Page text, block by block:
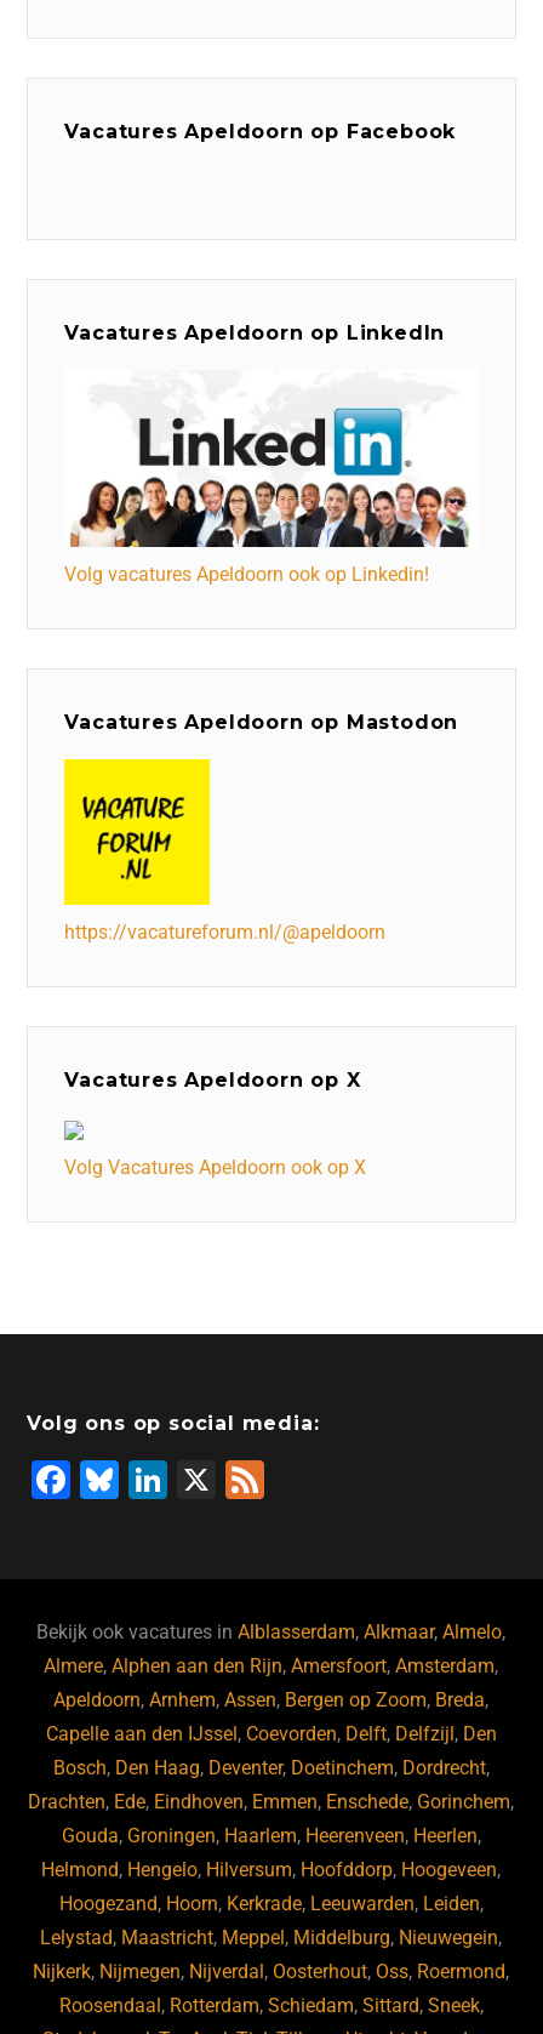
Vacatures Apeldoorn op Facebook
Vacatures Apeldoorn op LinkedIn
Volg vacatures Apeldoorn ook op Linkedin!
Vacatures Apeldoorn op Mastodon
https://vacatureforum.nl/@apeldoorn
Vacatures Apeldoorn op X
Volg Vacatures Apeldoorn ook op X
Volg ons op social media:
F
b
o
o
k
Bl
ky
Li
dI
n
X
Bekijk ook vacatures inAlblasserdam,Alkmaar,Almelo,
Almere,Alphen aan den Rijn,Amersfoort,Amsterdam,
Apeldoorn,Arnhem,Assen, Bergen op Zoom, Breda,
Capelle aan den IJssel, Coevorden, Delft, Delfzijl, Den
Bosch, Den Haag, Deventer, Doetinchem, Dordrecht,
Drachten, Ede, Eindhoven, Emmen, Enschede, Gorinchem,
Gouda, Groningen, Haarlem, Heerenveen, Heerlen,
Helmond, Hengelo, Hilversum, Hoofddorp, Hoogeveen,
Hoogezand, Hoorn, Kerkrade, Leeuwarden, Leiden,
Lelystad, Maastricht, Meppel, Middelburg, Nieuwegein,
Nijkerk, Nijmegen, Nijverdal, Oosterhout, Oss, Roermond,
Roosendaal, Rotterdam, Schiedam, Sittard, Sneek,